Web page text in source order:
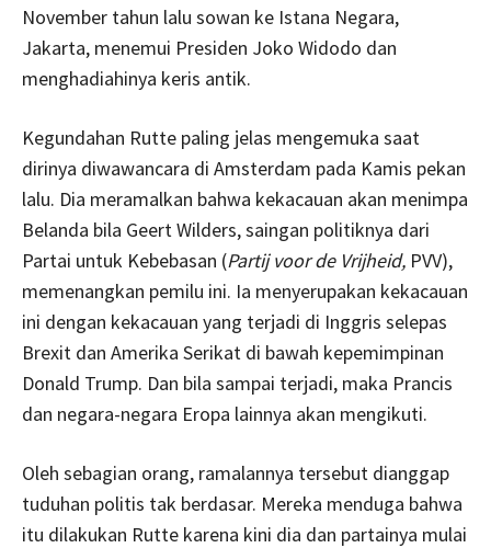
November tahun lalu sowan ke Istana Negara,
Jakarta, menemui Presiden Joko Widodo dan
menghadiahinya keris antik.
Kegundahan Rutte paling jelas mengemuka saat
dirinya diwawancara di Amsterdam pada Kamis pekan
lalu. Dia meramalkan bahwa kekacauan akan menimpa
Belanda bila Geert Wilders, saingan politiknya dari
Partai untuk Kebebasan (Partij voor de Vrijheid, PVV),
memenangkan pemilu ini. Ia menyerupakan kekacauan
ini dengan kekacauan yang terjadi di Inggris selepas
Brexit dan Amerika Serikat di bawah kepemimpinan
Donald Trump. Dan bila sampai terjadi, maka Prancis
dan negara-negara Eropa lainnya akan mengikuti.
Oleh sebagian orang, ramalannya tersebut dianggap
tuduhan politis tak berdasar. Mereka menduga bahwa
itu dilakukan Rutte karena kini dia dan partainya mulai